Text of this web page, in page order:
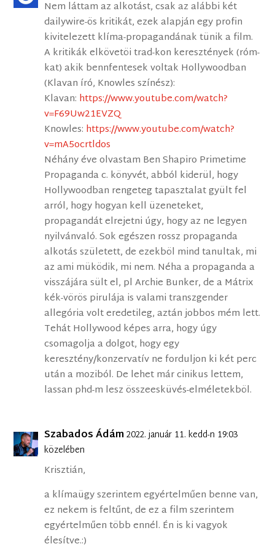
Nem láttam az alkotást, csak az alábbi két
dailywire-ös kritikát, ezek alapján egy profin
kivitelezett klíma-propagandának tünik a film.
A kritikák elkövetöi trad-kon keresztények (róm-
kat) akik bennfentesek voltak Hollywoodban
(Klavan író, Knowles színész):
Klavan: https://www.youtube.com/watch?
v=F69Uw21EVZQ
Knowles: https://www.youtube.com/watch?
v=mA5ocrtldos
Néhány éve olvastam Ben Shapiro Primetime
Propaganda c. könyvét, abból kiderül, hogy
Hollywoodban rengeteg tapasztalat gyült fel
arról, hogy hogyan kell üzeneteket,
propagandát elrejetni úgy, hogy az ne legyen
nyilvánvaló. Sok egészen rossz propaganda
alkotás született, de ezekböl mind tanultak, mi
az ami müködik, mi nem. Néha a propaganda a
visszájára sült el, pl Archie Bunker, de a Mátrix
kék-vörös pirulája is valami transzgender
allegória volt eredetileg, aztán jobbos mém lett.
Tehát Hollywood képes arra, hogy úgy
csomagolja a dolgot, hogy egy
keresztény/konzervatív ne forduljon ki két perc
után a moziból. De lehet már cinikus lettem,
lassan phd-m lesz összeesküvés-elméletekböl.
Szabados Ádám2022. január 11. kedd-n 19:03
közelében
Krisztián,
a klímaügy szerintem egyértelműen benne van,
ez nekem is feltűnt, de ez a film szerintem
egyértelműen több ennél. Én is ki vagyok
élesítve.:)